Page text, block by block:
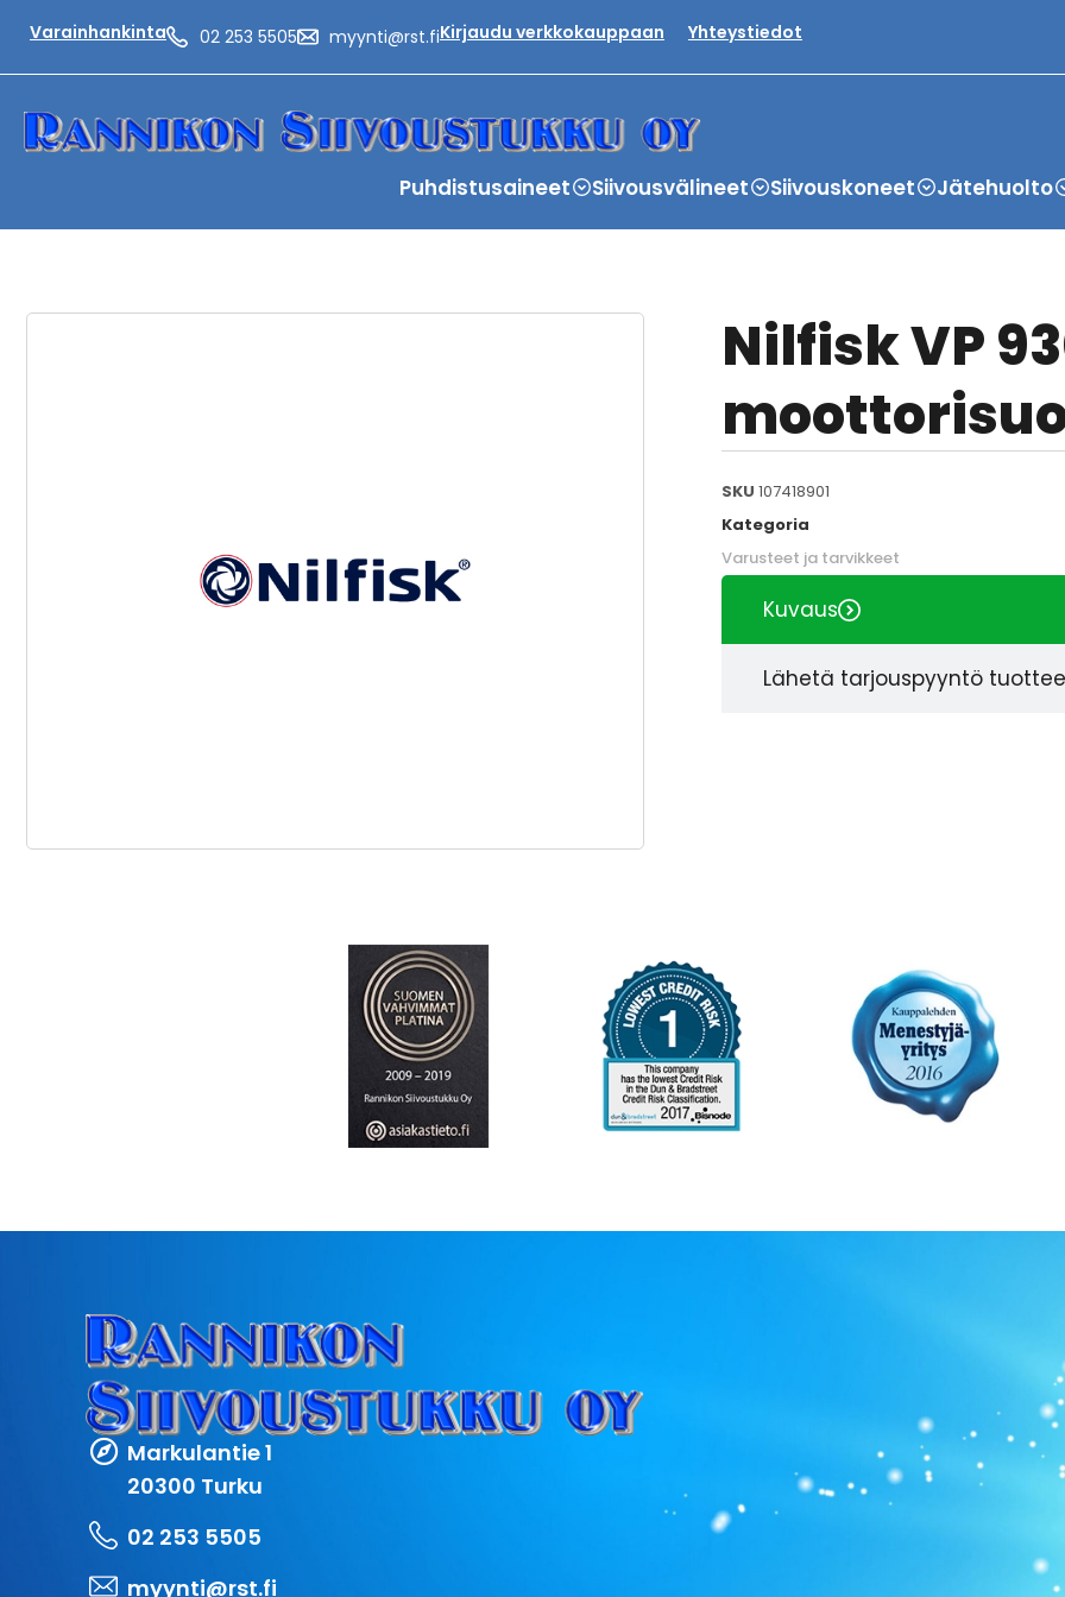
Varainhankinta 02 253 5505 myynti@rst.fiKirjaudu verkkokauppaan Yhteystiedot
Puhdistusaineet Siivousvälineet Siivouskoneet Jätehuolto
Nilfisk VP
SKU 107418901
Kategoria
Varusteet ja tarvikkeet
Kuvaus
Lähetä tarjouspyyntö
Markulantie 1
20300 Turku
02 253 5505
myynti@rst.fi